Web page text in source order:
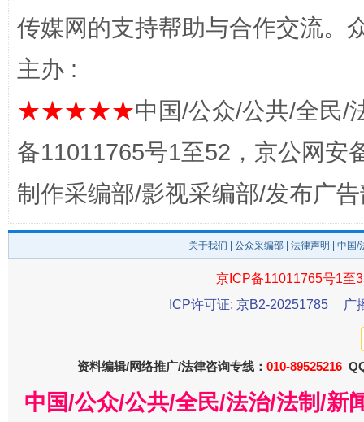
传媒网的支持帮助与合作交流。
主办 :
★★★★★中国/公众/公共/全民/
备11011765号1至52，京公网安
制作采编部/影视采编部/发布广
关于我们 公众采编部 法律声明 | 中国
京ICP备11011765号1至
ICP许可证: 京B2-20251785
广
资料编辑/网络推广/法律咨询专线： 010-89525216
中国/公众/公共/全民/法治/法制/新